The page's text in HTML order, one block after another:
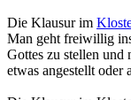
Die Klausur im
Man geht freiwillig
Gottes zu stellen und
etwas angestellt oder